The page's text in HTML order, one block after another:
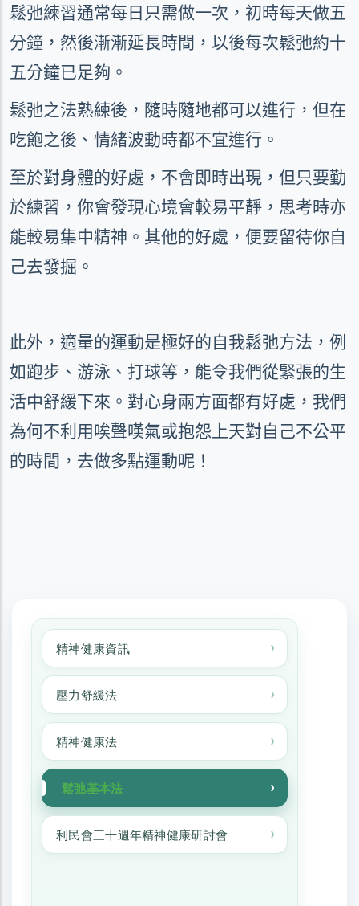
鬆弛練習通常每日只需做一次，初時每天做五
分鐘，然後漸漸延長時間，以後每次鬆弛約十
五分鐘已足夠。
鬆弛之法熟練後，隨時隨地都可以進行，但在
吃飽之後、情緒波動時都不宜進行。
至於對身體的好處，不會即時出現，但只要勤
於練習，你會發現心境會較易平靜，思考時亦
能較易集中精神。其他的好處，便要留待你自
己去發掘。
此外，適量的運動是極好的自我鬆弛方法，例
如跑步、游泳、打球等，能令我們從緊張的生
活中舒緩下來。對心身兩方面都有好處，我們
為何不利用唉聲嘆氣或抱怨上天對自己不公平
的時間，去做多點運動呢！
精神健康資訊
精神健康資訊
壓力舒緩法
精神健康法
鬆弛基本法
利民會三十週年精神健康研討會